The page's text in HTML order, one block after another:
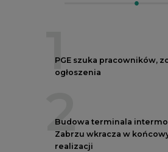
1
PGE szuka pracowników,
ogłoszenia
2
Budowa terminala
Zabrzu wkracza w
realizacji